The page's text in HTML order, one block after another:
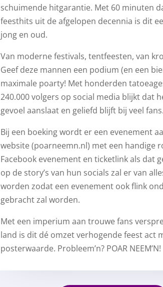
schuimende hitgarantie. Met 60 minuten
feesthits uit de afgelopen decennia is dit
jong en oud.
Van moderne festivals, tentfeesten, van
Geef deze mannen een podium (en een
maximale poarty! Met honderden
240.000 volgers op social media blijkt dat
gevoel aanslaat en geliefd blijft bij veel fans.
Bij een boeking wordt er een evenement
website (poarneemn.nl) met een handige
Facebook evenement en ticketlink als dat
op de story’s van hun socials zal er van
worden zodat een evenement ook flink
gebracht zal worden.
Met een imperium aan trouwe fans
land is dit dé omzet verhogende feest act
posterwaarde. Probleem’n? POAR NEEM’N!